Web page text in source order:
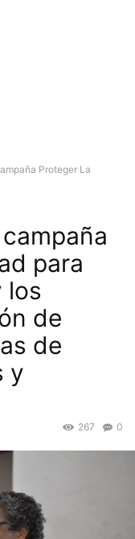
Proteger La
para
los
de
de
y
0
267